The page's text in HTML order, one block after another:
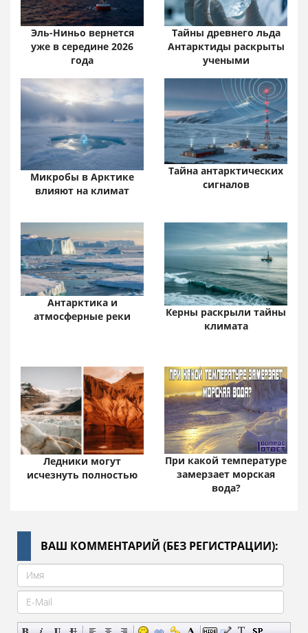
Эль-Ниньо вернется
уже в середине 2026
года
Тайны древнего льда
Антарктиды раскрыты
учеными
Микробы в Арктике
влияют на климат
Тайна антарктических
сигналов
Антарктика и
атмосферные реки
Керны раскрыли тайны
климата
Ледники могут
исчезнуть полностью
При какой температуре
замерзает морская
вода?
ВАШ КОММЕНТАРИЙ (БЕЗ РЕГИСТРАЦИИ):